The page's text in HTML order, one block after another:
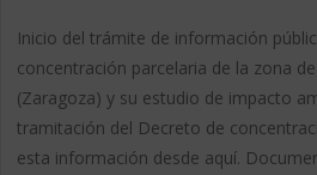
Inicio del trámite de información
concentración parcelaria de la zona
(Zaragoza) y su estudio de impacto
tramitación del Decreto de
esta información desde aquí.